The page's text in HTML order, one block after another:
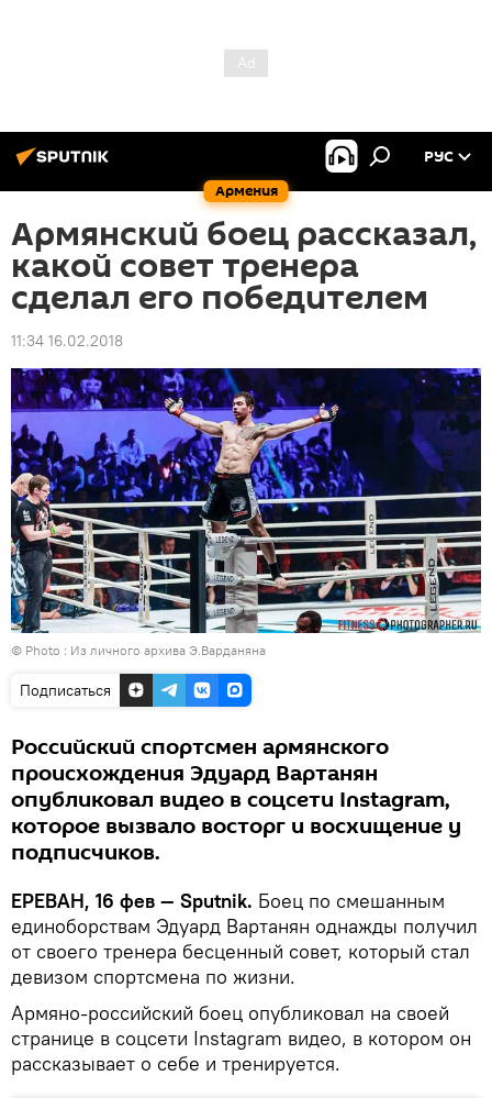
Армения
РУС
Армянский боец рассказал,
какой совет тренера
сделал его победителем
11:34 16.02.2018
© Photo : Из личного архива Э.Варданяна
Подписаться
Российский спортсмен армянского
происхождения Эдуард Вартанян
опубликовал видео в соцсети Instagram,
которое вызвало восторг и восхищение у
подписчиков.
ЕРЕВАН, 16 фев — Sputnik. Боец по смешанным
единоборствам Эдуард Вартанян однажды получил
от своего тренера бесценный совет, который стал
девизом спортсмена по жизни.
Армяно-российский боец опубликовал на своей
странице в соцсети Instagram видео, в котором он
рассказывает о себе и тренируется.